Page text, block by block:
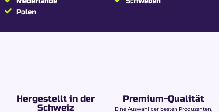
Polen
Hergestellt in der
Schweiz
Premium-Qualität
Eine Auswahl der besten Produzenten,